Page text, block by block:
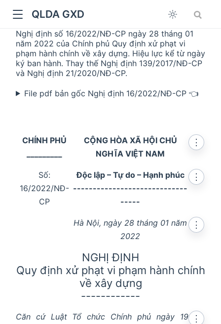
QLDA GXD
Nghị định số 16/2022/NĐ-CP ngày 28 tháng 01
năm 2022 của Chính phủ Quy định xử phạt vi
phạm hành chính về xây dựng. Hiệu lực kể từ ngày
ký ban hành. Thay thế Nghị định 139/2017/NĐ-CP
và Nghị định 21/2020/NĐ-CP.
File pdf bản gốc Nghị định 16/2022/NĐ-CP 👈
CHÍNH PHỦ
Số:
16/2022/NĐ-
CP
CỘNG HÒA XÃ HỘI CHỦ
NGHĨA VIỆT NAM
⋮
Độc lập – Tự do – Hạnh phúc
-----------------------------
-----
⋮
Hà Nội, ngày 28 tháng 01 năm
2022
⋮
NGHỊ ĐỊNH
Quy định xử phạt vi phạm hành chính
về xây dựng
------------
Căn cứ Luật Tổ chức Chính phủ ngày 19
⋮